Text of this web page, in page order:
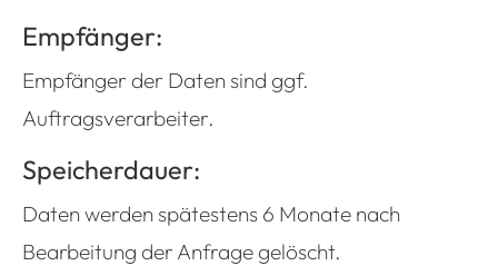
Empfänger:
Empfänger der Daten sind ggf.
Auftragsverarbeiter.
Speicherdauer:
Daten werden spätestens 6 Monate nach
Bearbeitung der Anfrage gelöscht.